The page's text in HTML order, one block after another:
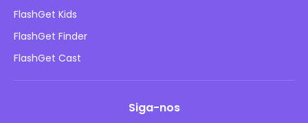
Políticas de Publicidade
Não Venda Minhas Informações
Segurança Online Infantil
Baixar
FlashGet Kids
FlashGet Finder
FlashGet Cast
Siga-nos